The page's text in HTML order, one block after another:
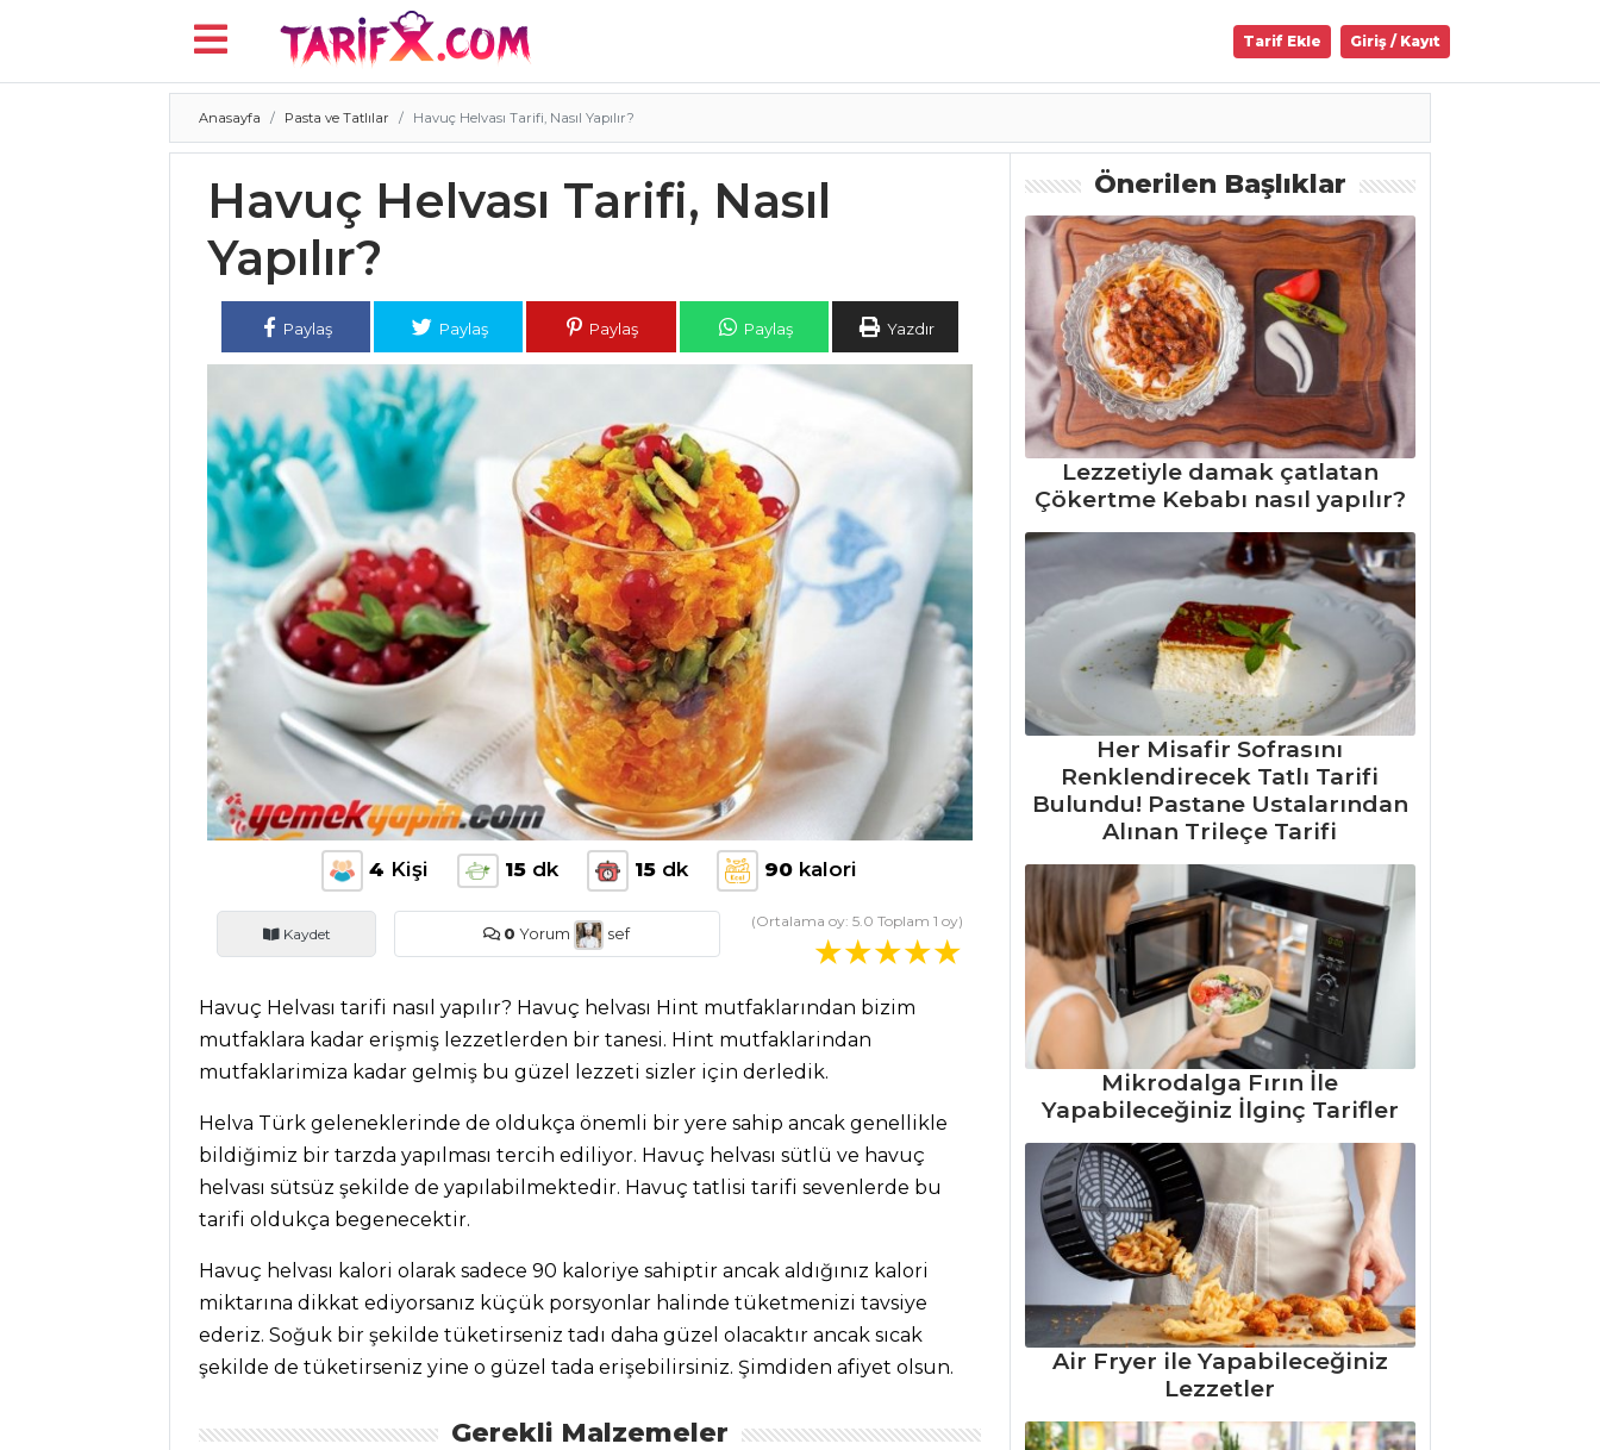
ŞEFİN TARİFLERİ
Kategoriler
SALATALAR
Hardal Soslu
Yoğurtlu Marul
Salata Tarifi, Nasıl
Detox Salata
Tarifi, Nasıl Yapılır?
Nabeyaki Udon
Tarifi, Nasıl Yapılır?
Tarif Ekle Giriş / Kayıt
Anasayfa Pasta ve Tatlılar Havuç Helvası Tarifi, Nasıl Yapılır?
Havuç Helvası Tarifi, Nasıl
Yapılır?
Paylaş Paylaş Paylaş Paylaş Yazdır
4 Kişi 15 dk 15 dk 90 kalori
Kaydet 0 Yorum sef
(Ortalama oy: 5.0 Toplam 1 oy)
Havuç Helvası tarifi nasıl yapılır? Havuç helvası Hint mutfaklarından bizim
mutfaklara kadar erişmiş lezzetlerden bir tanesi. Hint mutfaklarindan
mutfaklarimiza kadar gelmiş bu güzel lezzeti sizler için derledik.
Helva Türk geleneklerinde de oldukça önemli bir yere sahip ancak genellikle
bildiğimiz bir tarzda yapılması tercih ediliyor. Havuç helvası sütlü ve havuç
helvası sütsüz şekilde de yapılabilmektedir. Havuç tatlisi tarifi sevenlerde bu
tarifi oldukça begenecektir.
Havuç helvası kalori olarak sadece 90 kaloriye sahiptir ancak aldığınız kalori
miktarına dikkat ediyorsanız küçük porsyonlar halinde tüketmenizi tavsiye
ederiz. Soğuk bir şekilde tüketirseniz tadı daha güzel olacaktır ancak sıcak
şekilde de tüketirseniz yine o güzel tada erişebilirsiniz. Şimdiden afiyet olsun.
Gerekli Malzemeler
Önerilen Başlıklar
Lezzetiyle damak çatlatan
Çökertme Kebabı nasıl yapılır?
Her Misafir Sofrasını
Renklendirecek Tatlı Tarifi
Bulundu! Pastane Ustalarından
Alınan Trileçe Tarifi
Mikrodalga Fırın İle
Yapabileceğiniz İlginç Tarifler
Air Fryer ile Yapabileceğiniz
Lezzetler